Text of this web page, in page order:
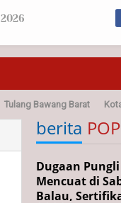
Tulang Bawang Barat
berita
Dugaan Pungli
Mencuat di
Balau,